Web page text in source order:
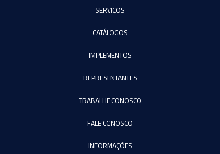
SERVIÇOS
CATÁLOGOS
IMPLEMENTOS
REPRESENTANTES
TRABALHE CONOSCO
FALE CONOSCO
INFORMAÇÕES